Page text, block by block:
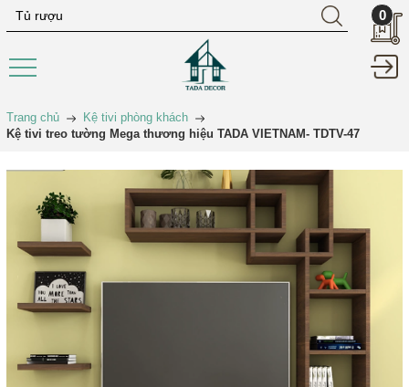
0
Trang chủ
Kệ tivi phòng khách
Kệ tivi treo tường Mega thương hiệu TADA VIETNAM- TDTV-47